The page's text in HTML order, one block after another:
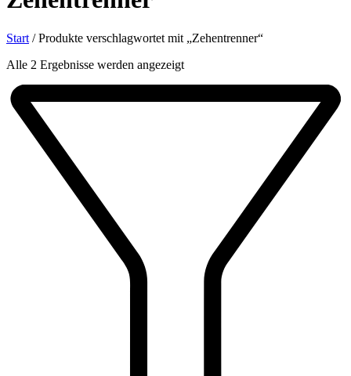
Start /Produkte verschlagwortet mit „Zehentrenner“
Alle 2 Ergebnisse werden angezeigtNach